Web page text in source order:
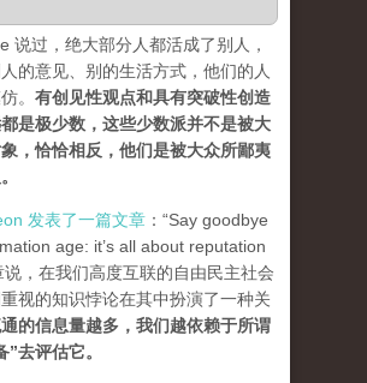
说过，绝大部分人都活成了别人，
的意见、别的生活方式，他们的人
。 有创见性观点和具有突破性创造
是极少数，这些少数派并不是被大
，恰恰相反，他们是被大众所鄙夷
。
发表了一篇文章 ：“Say goodbye
age: it’s all about reputation
说，在我们高度互联的自由民主社会
视的知识悖论在其中扮演了一种关
的信息量越多，我们越依赖于所谓
”去评估它。